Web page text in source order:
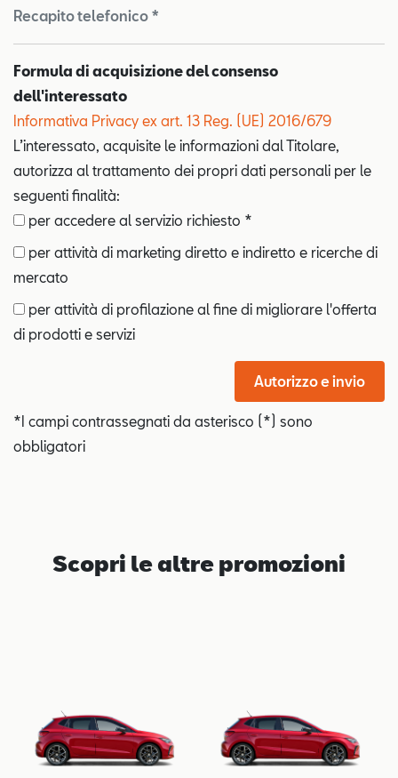
Recapito telefonico *
Formula di acquisizione del consenso
dell'interessato
Informativa Privacy ex art. 13 Reg. (UE) 2016/679
L’interessato, acquisite le informazioni dal Titolare,
autorizza al trattamento dei propri dati personali per le
seguenti finalità:
per accedere al servizio richiesto *
per attività di marketing diretto e indiretto e ricerche di
mercato
per attività di profilazione al fine di migliorare l'offerta
di prodotti e servizi
Autorizzo e invio
*I campi contrassegnati da asterisco (*) sono
obbligatori
Scopri le altre promozioni